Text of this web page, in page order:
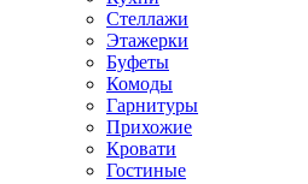
Стеллажи
Этажерки
Буфеты
Комоды
Гарнитуры
Прихожие
Кровати
Гостиные